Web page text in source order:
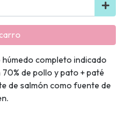
húmedo completo indicado
de pollo y pato + paté
de salmón como fuente de